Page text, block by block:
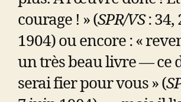
courage ! » (SPR/VS: 34,
1904) ou encore : «
un très beau livre — ce
serai fier pour vous » (